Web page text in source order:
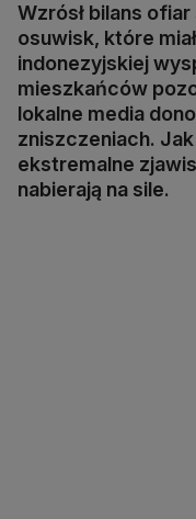
Wzrósł bilans
osuwisk, które
indonezyjskiej
mieszkańców
lokalne media
zniszczeniach.
ekstremalne
nabierają na sile.